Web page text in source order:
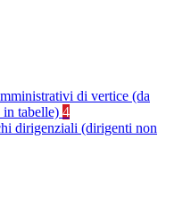
di vertice (da
in tabelle) 4
dirigenziali (dirigenti non